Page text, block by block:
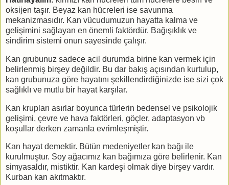
oksijen taşır. Beyaz kan hücreleri ise savunma
mekanizmasıdır. Kan vücudumuzun hayatta kalma ve
gelişimini sağlayan en önemli faktördür. Bağışıklık ve
sindirim sistemi onun sayesinde çalışır.
Kan grubunuz sadece acil durumda birine kan vermek için
belirlenmiş birşey değildir. Bu dar bakış açısından kurtulup,
kan grubunuza göre hayatını şekillendirdiğinizde ise sizi çok
sağlıklı ve mutlu bir hayat karşılar.
Kan krupları asırlar boyunca türlerin bedensel ve psikolojik
gelişimi, çevre ve hava faktörleri, göçler, adaptasyon vb
koşullar derken zamanla evrimleşmiştir.
Kan hayat demektir. Bütün medeniyetler kan bağı ile
kurulmuştur. Soy ağacımız kan bağımıza göre belirlenir. Kan
simyasaldır, mistiktir. Kan kardeşi olmak diye birşey vardır.
Kurban kan akıtmaktır.